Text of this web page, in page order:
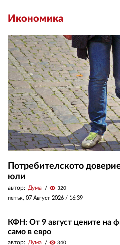
Икономика
Потребителското
юли
автор: Дума visibility 320
петък, 07 Август 2026 / 16:39
КФН: От 9 август цените на
само в евро
автор: Дума visibility 340